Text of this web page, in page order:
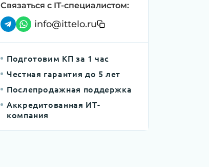
Связаться с IT-специалистом:
info@ittelo.ru
Подготовим КП за 1 час
Честная гарантия до 5 лет
Послепродажная поддержка
Аккредитованная ИТ-
компания